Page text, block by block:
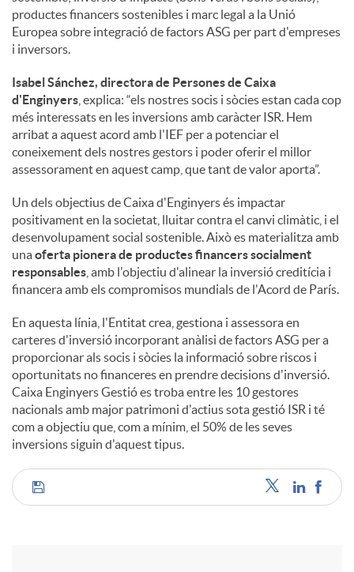
productes financers sostenibles i marc legal a la Unió
Europea sobre integració de factors ASG per part d'empreses
i inversors.
Isabel Sánchez, directora de Persones de Caixa
d'Enginyers , explica: “els nostres socis i sòcies estan cada cop
més interessats en les inversions amb caràcter ISR. Hem
arribat a aquest acord amb l'IEF per a potenciar el
coneixement dels nostres gestors i poder oferir el millor
assessorament en aquest camp, que tant de valor aporta”.
Un dels objectius de Caixa d'Enginyers és impactar
positivament en la societat, lluitar contra el canvi climàtic, i el
desenvolupament social sostenible. Això es materialitza amb
unaoferta pionera de productes financers socialment
responsables , amb l'objectiu d'alinear la inversió creditícia i
financera amb els compromisos mundials de l'Acord de París.
En aquesta línia, l'Entitat crea, gestiona i assessora en
carteres d'inversió incorporant anàlisi de factors ASG per a
proporcionar als socis i sòcies la informació sobre riscos i
oportunitats no financeres en prendre decisions d'inversió.
Caixa Enginyers Gestió es troba entre les 10 gestores
nacionals amb major patrimoni d'actius sota gestió ISR i té
com a objectiu que, com a mínim, el 50% de les seves
inversions siguin d'aquest tipus.
C